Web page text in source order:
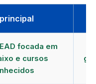
focada em
e cursos